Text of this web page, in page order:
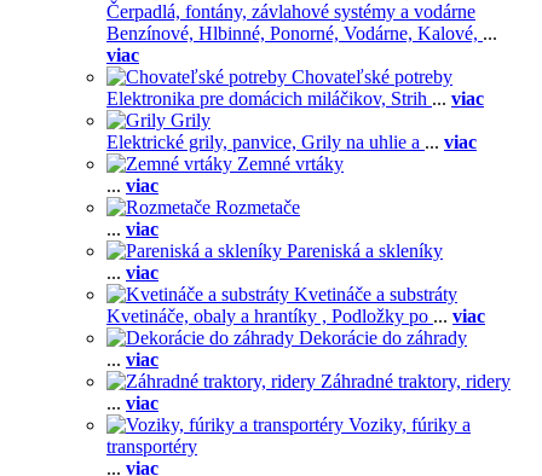
Čerpadlá, fontány, závlahové systémy a vodárne
Benzínové, Hlbinné, Ponorné, Vodárne, Kalové, ...
viac
Chovateľské potreby
Elektronika pre domácich miláčikov, Strih ... viac
Grily
Elektrické grily, panvice, Grily na uhlie a ... viac
Zemné vrtáky
... viac
Rozmetače
... viac
Pareniská a skleníky
... viac
Kvetináče a substráty
Kvetináče, obaly a hrantíky , Podložky po ... viac
Dekorácie do záhrady
... viac
Záhradné traktory, ridery
... viac
Voziky, fúriky a
transportéry
... viac